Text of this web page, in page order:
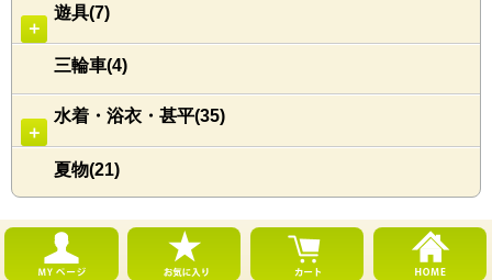
＋
遊具(7)
三輪車(4)
＋
水着・浴衣・甚平(35)
夏物(21)